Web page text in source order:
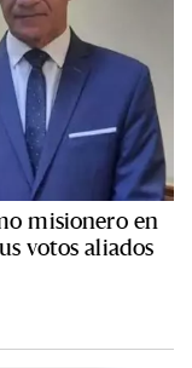
misionero en
votos aliados